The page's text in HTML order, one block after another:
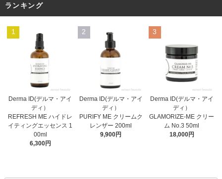
ランキング
1
Derma ID(デルマ・アイ
ディ）
REFRESH ME ハイドレ
イティングエッセンス 1
00ml
6,300円
2
Derma ID(デルマ・アイ
ディ）
PURIFY ME クリームク
レンザー 200ml
9,900円
3
Derma ID(デルマ・アイ
ディ）
GLAMORIZE-ME クリー
ム No.3 50ml
18,000円